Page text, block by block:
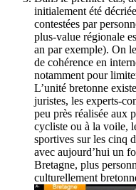
initialement été
contestées par
plus-value régionale
an par exemple). On
de cohérence en
notamment pour
L’unité bretonne
juristes, les experts-
peu près réalisée aux
cycliste ou à la voile,
sportives sur les cinq
avec aujourd’hui un
Bretagne, plus
culturellement